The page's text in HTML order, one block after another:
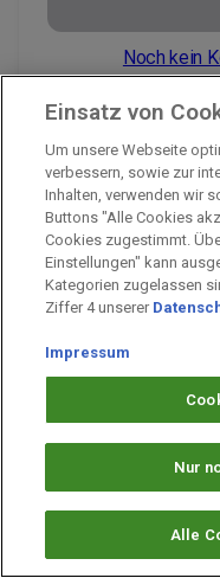
Noch kein
Impressum
Unternehmen
Arbeiten bei PAYBACK
Fragen & Hilfe
Datenschutz
Cookie-Einstellungen
Einsatz von
Um unsere Webseite
verbessern, sowie zur
Inhalten, verwenden wir
Buttons "Alle Cookies
Cookies zugestimmt.
Einstellungen" kann
Kategorien zugelassen
Ziffer 4 unserer
Impressum
Nur
Alle